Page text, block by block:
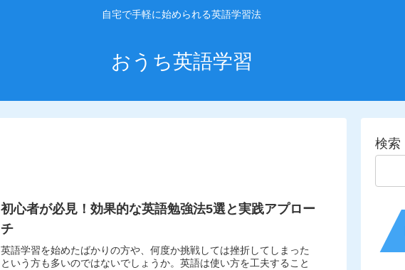
自宅で手軽に始められる英語学習法
おうち英語学習
初心者が必見！効果的な英語勉強法5選と実践アプロー
チ
英語学習を始めたばかりの方や、何度か挑戦しては挫折してしまった
という方も多いのではないでしょうか。英語は使い方を工夫すること
検索